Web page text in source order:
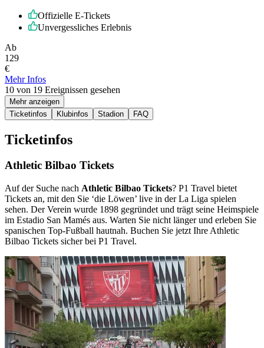
Offizielle E-Tickets
Unvergessliches Erlebnis
Ab
129
€
Mehr Infos
10 von 19 Ereignissen gesehen
Mehr anzeigen
Ticketinfos
Klubinfos Stadion FAQ
Ticketinfos
Athletic Bilbao Tickets
Auf der Suche nach Athletic Bilbao Tickets? P1 Travel bietet
Tickets an, mit den Sie ‘die Löwen’ live in der La Liga spielen
sehen. Der Verein wurde 1898 gegründet und trägt seine Heimspiele
im Estadio San Mamés aus. Warten Sie nicht länger und erleben Sie
spanischen Top-Fußball hautnah. Buchen Sie jetzt Ihre Athletic
Bilbao Tickets sicher bei P1 Travel.